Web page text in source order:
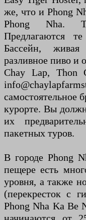
же, что и Phong
Phong Nha.
Предлагаются
Бассейн,
разливное пиво и
Chay Lap,
самостоятельное
курорте. Вы
их
пакетных туров.
В городе Phong
пещере есть
уровня, а также
(перекресток с
Phong Nha Ka Be